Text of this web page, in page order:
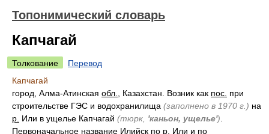
Топонимический словарь
Капчагай
Толкование
Перевод
Капчагай
город, Алма-Атинская обл. , Казахстан. Возник как пос. при
строительстве ГЭС и водохранилища (заполнено в 1970 г.) на
р. Или в ущелье Капчагай (тюрк, 'каньон, ущелье')
Первоначальное название Илийск по р. Или и по